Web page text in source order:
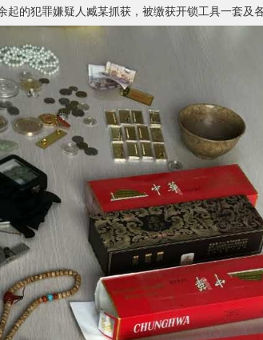
起的犯罪嫌疑人臧某抓获，被缴获开锁工具一套及